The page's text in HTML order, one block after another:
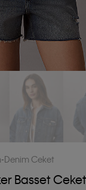
Denim Ceket
Basset Ceket